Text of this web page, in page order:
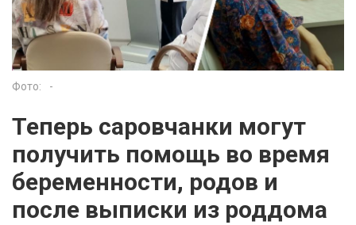
Фото: -
Теперь саровчанки могут
получить помощь во время
беременности, родов и
после выписки из роддома